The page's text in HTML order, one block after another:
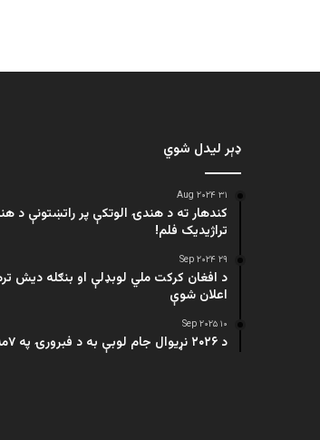
ډېر لیدل شوي
۳۱ Aug ۲۰۲۴
کندهار ته د هندۍ الوتکې پر راتښتونې د
تراژيديک فلم!
۲۹ Sep ۲۰۲۴
د افغان کرکت ملي لوبډلې او بنګله دیش
اعلان شوې
۱۰ Sep ۲۰۲۵
د ۲۰۲۶ نړیوال جام لوبې به د فبرورۍ په ۷مه پیل شي